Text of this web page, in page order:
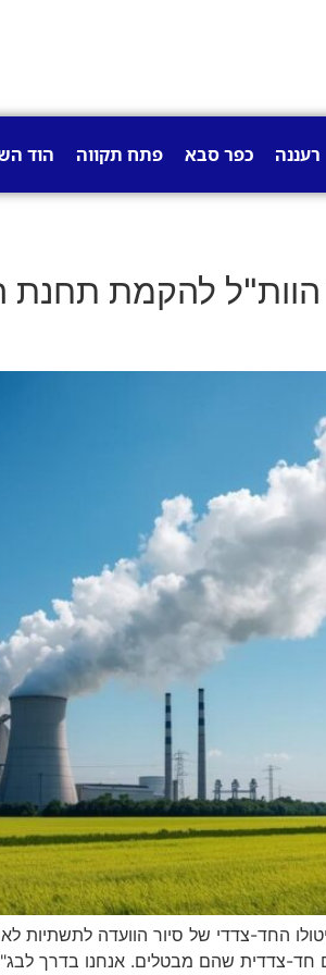
רעננה כפר סבא פתח תקווה הוד
להקמת תחנת
החד-צדדי של סיור הוועדה
חד-צדדית שהם מבטלים. אנחנו בדרך